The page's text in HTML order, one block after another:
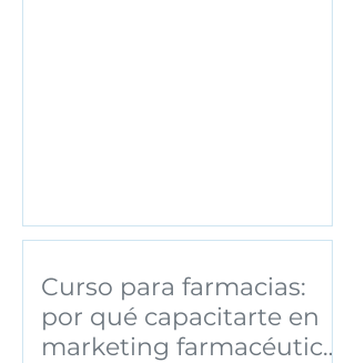
Curso para farmacias:
por qué capacitarte en
marketing farmacéutico